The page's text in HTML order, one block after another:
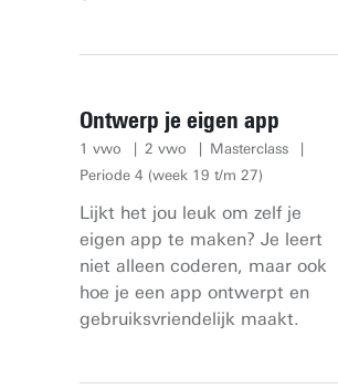
Ontwerp je eigen app
1 vwo 2 vwo
Masterclass
Periode 4 (week 19 t/m 27)
Lijkt het jou leuk om zelf je
eigen app te maken? Je leert
niet alleen coderen, maar ook
hoe je een app ontwerpt en
gebruiksvriendelijk maakt.